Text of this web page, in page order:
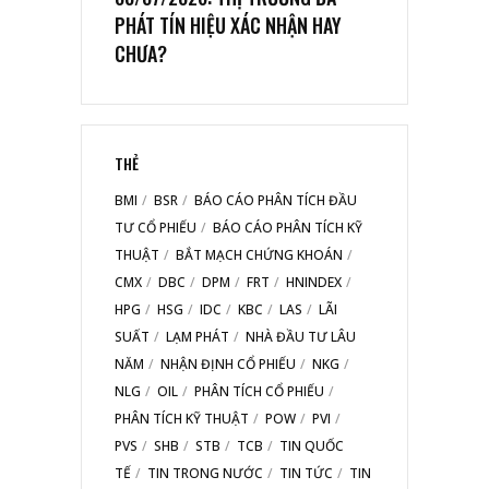
PHÁT TÍN HIỆU XÁC NHẬN HAY
CHƯA?
THẺ
BMI BSR
BÁO CÁO PHÂN TÍCH ĐẦU
TƯ CỔ PHIẾU
BÁO CÁO PHÂN TÍCH KỸ
THUẬT
BẮT MẠCH CHỨNG KHOÁN
CMX
DBC DPM FRT
HNINDEX
HPG
HSG IDC KBC LAS
LÃI
SUẤT
LẠM PHÁT
NHÀ ĐẦU TƯ LÂU
NĂM
NHẬN ĐỊNH CỔ PHIẾU
NKG
NLG
OIL
PHÂN TÍCH CỔ PHIẾU
PHÂN TÍCH KỸ THUẬT
POW
PVI
PVS
SHB STB TCB
TIN QUỐC
TẾ
TIN TRONG NƯỚC TIN TỨC TIN